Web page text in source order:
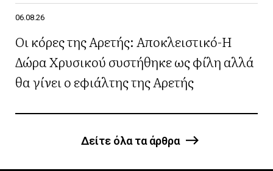
06.08.26
Οι κόρες της Αρετής: Αποκλειστικό-Η
Δώρα Χρυσικού συστήθηκε ως φίλη αλλά
θα γίνει ο εφιάλτης της Αρετής
Δείτε όλα τα άρθρα